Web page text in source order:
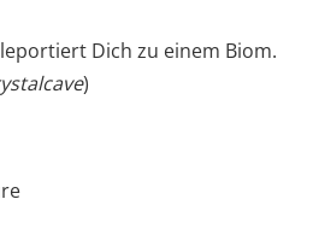
Dich zu einem Biom.
)